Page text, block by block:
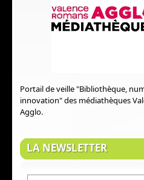
Portail de veille "Bibliothèque,
innovation" des médiathèques
Agglo.
LA NEWSLETTER